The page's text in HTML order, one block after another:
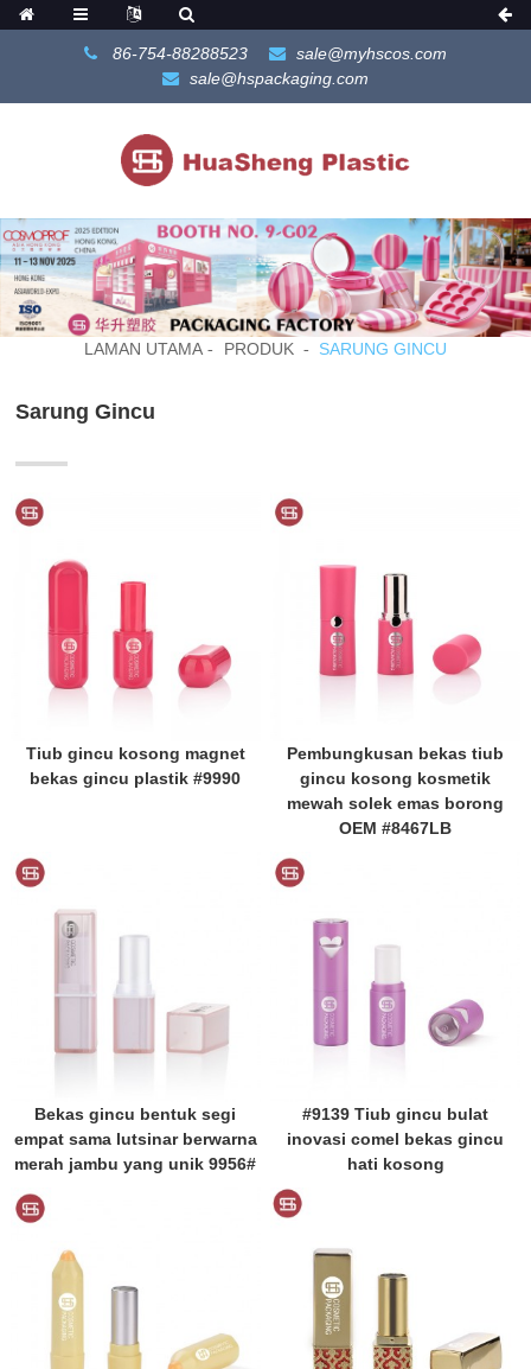
86-754-88288523
sale@myhscos.com
sale@hspackaging.com
LAMAN UTAMA PRODUK SARUNG GINCU
Sarung Gincu
Tiub gincu kosong magnet
bekas gincu plastik #9990
Pembungkusan bekas tiub
gincu kosong kosmetik
mewah solek emas borong
OEM #8467LB
Bekas gincu bentuk segi
empat sama lutsinar berwarna
merah jambu yang unik 9956#
#9139 Tiub gincu bulat
inovasi comel bekas gincu
hati kosong